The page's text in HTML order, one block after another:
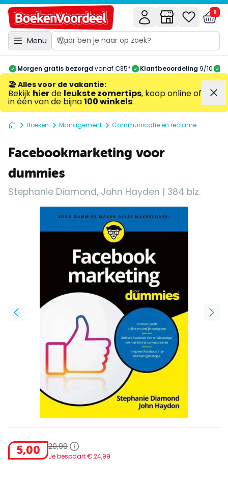
Menu
0
Morgen gratis bezorgd vanaf €35* Klantbeoordeling 9/10
🏖️ Alles voor de vakantie:
Bekijk hierde leukste zomertips, koop online of
in één van de bijna100 winkels.
Boeken Management Communicatie en reclame
Facebookmarketing voor
dummies
Stephanie Diamond, John Hayden | 384 blz.
5,00 29,99
Je bespaart € 24,99